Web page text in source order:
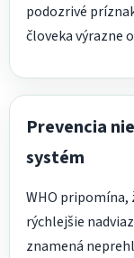
podozrivé
človeka výrazne
Prevencia
systém
WHO pripomína,
rýchlejšie
znamená